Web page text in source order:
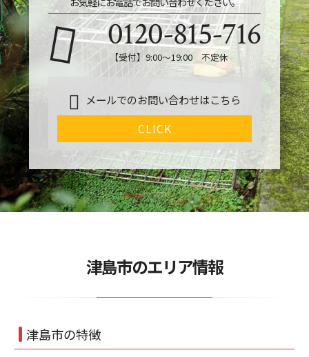
0120-815-716
【受付】9:00～19:00 不定休
メールでのお問い合わせはこちら
CLICK
津島市のエリア情報
津島市の特徴